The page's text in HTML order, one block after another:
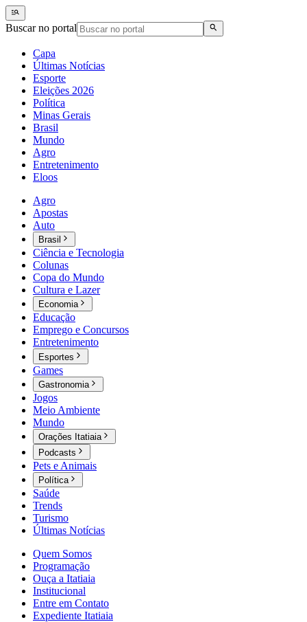
Buscar no portal
Capa
Últimas Notícias
Esporte
Eleições 2026
Política
Minas Gerais
Brasil
Mundo
Agro
Entretenimento
Eloos
Agro
Apostas
Auto
Brasil
Ciência e Tecnologia
Colunas
Copa do Mundo
Cultura e Lazer
Economia
Educação
Emprego e Concursos
Entretenimento
Esportes
Games
Gastronomia
Jogos
Meio Ambiente
Mundo
Orações Itatiaia
Podcasts
Pets e Animais
Política
Saúde
Trends
Turismo
Últimas Notícias
Quem Somos
Programação
Ouça a Itatiaia
Institucional
Entre em Contato
Expediente Itatiaia